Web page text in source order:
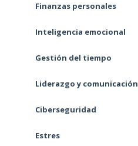
Finanzas personales
Inteligencia emocional
Gestión del tiempo
Liderazgo y comunicación
Ciberseguridad
Estres